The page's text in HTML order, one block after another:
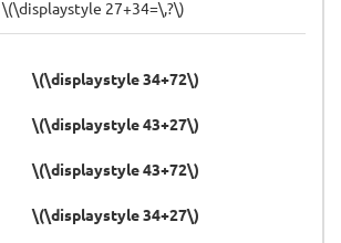
\(\displaystyle 27+34=\,?\)
\(\displaystyle 34+72\)
\(\displaystyle 43+27\)
\(\displaystyle 43+72\)
\(\displaystyle 34+27\)